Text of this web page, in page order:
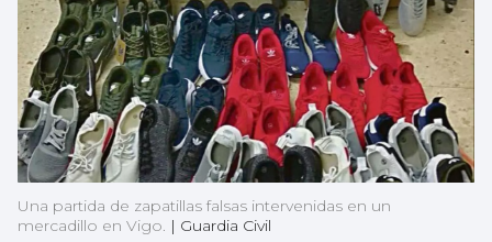
Una partida de zapatillas falsas intervenidas en un
mercadillo en Vigo. | Guardia Civil